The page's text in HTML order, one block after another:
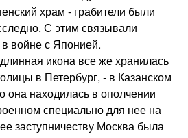
храм - грабители были
С этим связывали
войне с Японией.
икона все же хранилась
в Петербург, - в Казанском
она находилась в ополчении
специально для нее на
заступничеству Москва была